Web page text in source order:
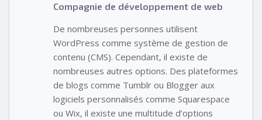
Compagnie de développement de web
De nombreuses personnes utilisent
WordPress comme système de gestion de
contenu (CMS). Cependant, il existe de
nombreuses autres options. Des plateformes
de blogs comme Tumblr ou Blogger aux
logiciels personnalisés comme Squarespace
ou Wix, il existe une multitude d’options